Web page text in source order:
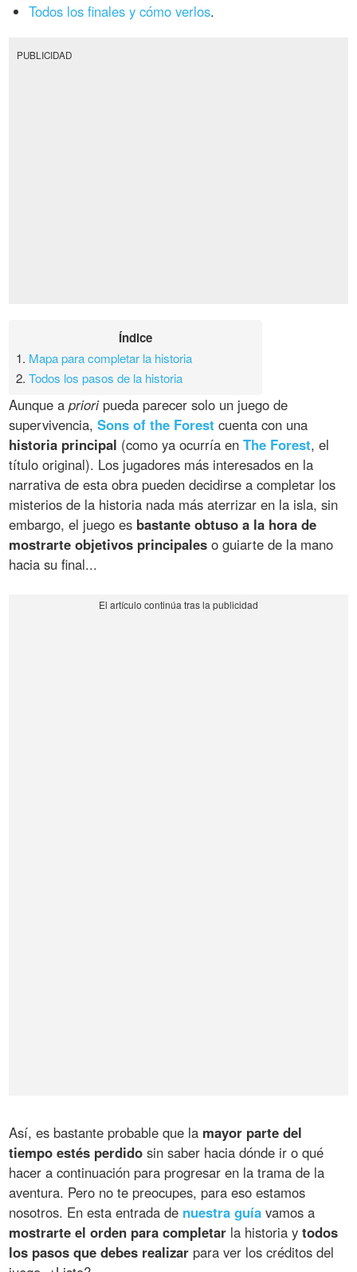
Todos los finales y cómo verlos.
PUBLICIDAD
Índice
1. Mapa para completar la historia
2.Todos los pasos de la historia
Aunque aprioripueda parecer solo un juego de
supervivencia,Sons of the Forest cuenta con una
historia principal (como ya ocurría enThe Forest, el
título original). Los jugadores más interesados en la
narrativa de esta obra pueden decidirse a completar los
misterios de la historia nada más aterrizar en la isla, sin
embargo, el juego es bastante obtuso a la hora de
mostrarte objetivos principales o guiarte de la mano
hacia su final...
Así, es bastante probable que la mayor parte del
tiempo estés perdido sin saber hacia dónde ir o qué
hacer a continuación para progresar en la trama de la
aventura. Pero no te preocupes, para eso estamos
nosotros. En esta entrada de nuestra guía vamos a
mostrarte el orden para completar la historia ytodos
los pasos que debes realizar para ver los créditos del